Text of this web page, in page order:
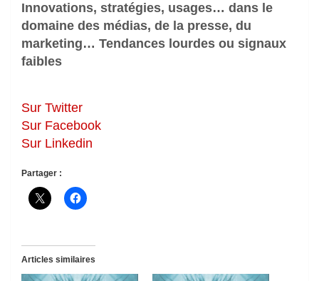
Innovations, stratégies, usages… dans le
domaine des médias, de la presse, du
marketing… Tendances lourdes ou signaux
faibles
Sur Twitter
Sur Facebook
Sur Linkedin
Partager :
Articles similaires